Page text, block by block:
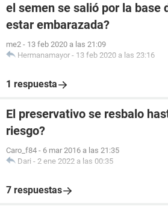
el semen se salió por la base
estar embarazada?
me2 - 13 feb 2020 a las 21:09
Hermanamayor - 13 feb 2020 a las 23:16
1 respuesta
El preservativo se resbalo
riesgo?
Caro_f84 - 6 mar 2016 a las 21:35
Dari - 2 ene 2022 a las 00:35
7 respuestas